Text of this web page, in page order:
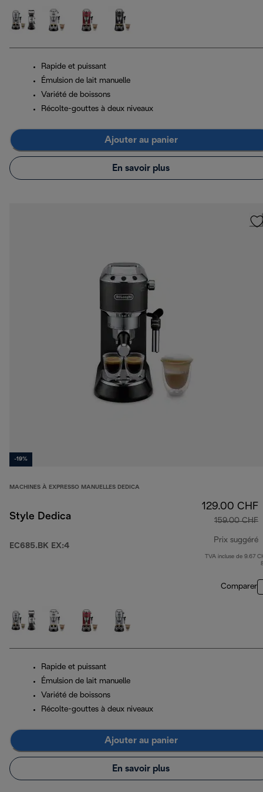
Rapide et puissant
Émulsion de lait manuelle
Variété de boissons
Récolte-gouttes à deux niveaux
Ajouter au panier
En savoir plus
-19%
MACHINES À EXPRESSO MANUELLES DEDICA
Style Dedica
EC685.BK EX:4
129.00 CHF
159.00 CHF
Prix suggéré
TVA incluse de 9.67
Comparer
Rapide et puissant
Émulsion de lait manuelle
Variété de boissons
Récolte-gouttes à deux niveaux
Ajouter au panier
En savoir plus